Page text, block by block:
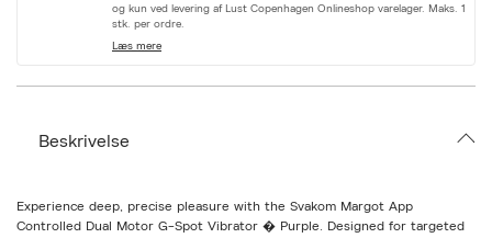
c
t
og kun ved levering af Lust Copenhagen Onlineshop varelager. Maks. 1
stk. per ordre.
Læs mere
Beskrivelse
Experience deep, precise pleasure with the Svakom Margot App
Controlled Dual Motor G-Spot Vibrator � Purple. Designed for targeted